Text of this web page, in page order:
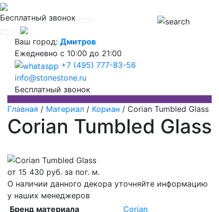
Бесплатный звонок
Ваш город: Дмитров
Ежедневно с 10:00 до 21:00
+7 (495) 777-83-56
info@stonestone.ru
Бесплатный звонок
Главная / Материал / Кориан / Corian Tumbled Glass
Corian Tumbled Glass
от 15 430 руб. за пог. м.
О наличии данного декора уточняйте информацию
у наших менеджеров
Бренд материала
Corian